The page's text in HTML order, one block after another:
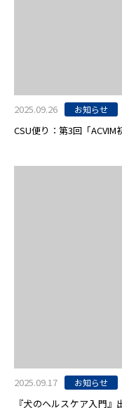
2025.09.26 お知らせ
CSU便り：第3回「
2025.09.17 お知らせ
『犬のヘルスケア入門